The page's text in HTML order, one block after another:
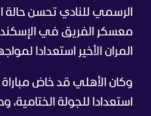
الرسمي للنادي تحسن حالة
معسكر الفريق في
المران الأخير استعدادا
وكان الأهلي قد خاض
استعدادا للجولة الختامية،